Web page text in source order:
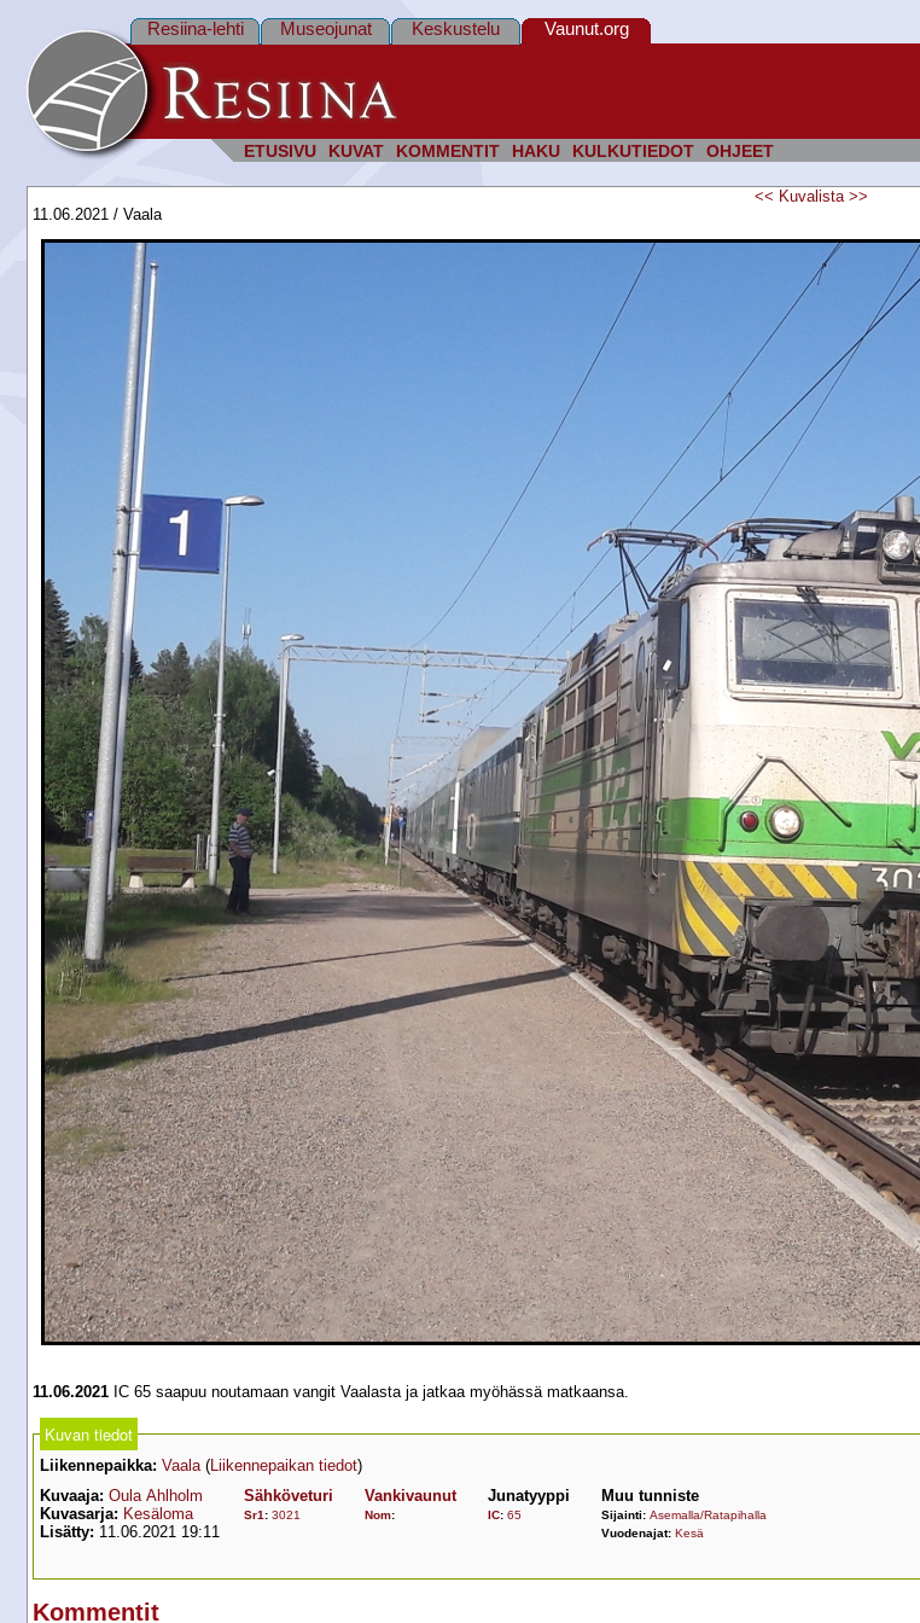
ETUSIVU KUVAT KOMMENTIT HAKU KULKUTIEDOT OHJEET
Resiina-lehti Museojunat Keskustelu Vaunut.org
<< Kuvalista >>
11.06.2021 / Vaala
11.06.2021 IC 65 saapuu noutamaan vangit Vaalasta ja jatkaa myöhässä matkaansa.
Kuvan tiedot
Liikennepaikka: Vaala(Liikennepaikan tiedot)
Kuvaaja: Oula Ahlholm
Kuvasarja: Kesäloma
Lisätty: 11.06.2021 19:11
Sähköveturi
Sr1 : 3021
Vankivaunut
Nom:
Junatyyppi
IC: 65
Muu tunniste
Sijainti: Asemalla/Ratapihalla
Vuodenajat: Kesä
Kommentit